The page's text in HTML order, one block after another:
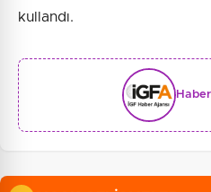
kullandı.